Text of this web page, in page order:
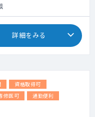
詳細をみる
資格取得可
修医可
通勤便利